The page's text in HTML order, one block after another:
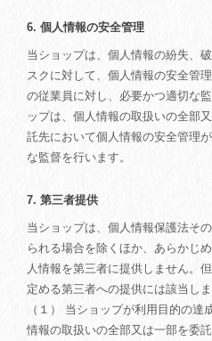
6. 個人情報の安全管理
当ショップは、個人情報の紛失、
スクに対して、個人情報の安全管
の従業員に対し、必要かつ適切な
ップは、個人情報の取扱いの全部
託先において個人情報の安全管理
な監督を行います。
7. 第三者提供
当ショップは、個人情報保護法そ
られる場合を除くほか、あらかじ
人情報を第三者に提供しません。
定める第三者への提供には該当しま
（１） 当ショップが利用目的の達
情報の取扱いの全部又は一部を委